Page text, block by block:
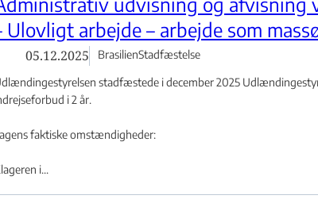
links
Ulovligt arbejde – arbejde som
05.12.2025 BrasilienStadfæstelse
stadfæstede i december 2025
i 2 år.
faktiske omstændigheder:
i...